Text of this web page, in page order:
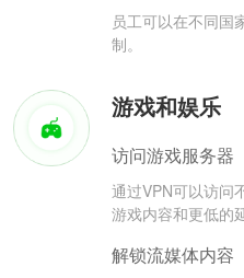
员工可以在不同国
制。
游戏和娱乐
访问游戏服务器
通过VPN可以访问
游戏内容和更低的
解锁流媒体内容